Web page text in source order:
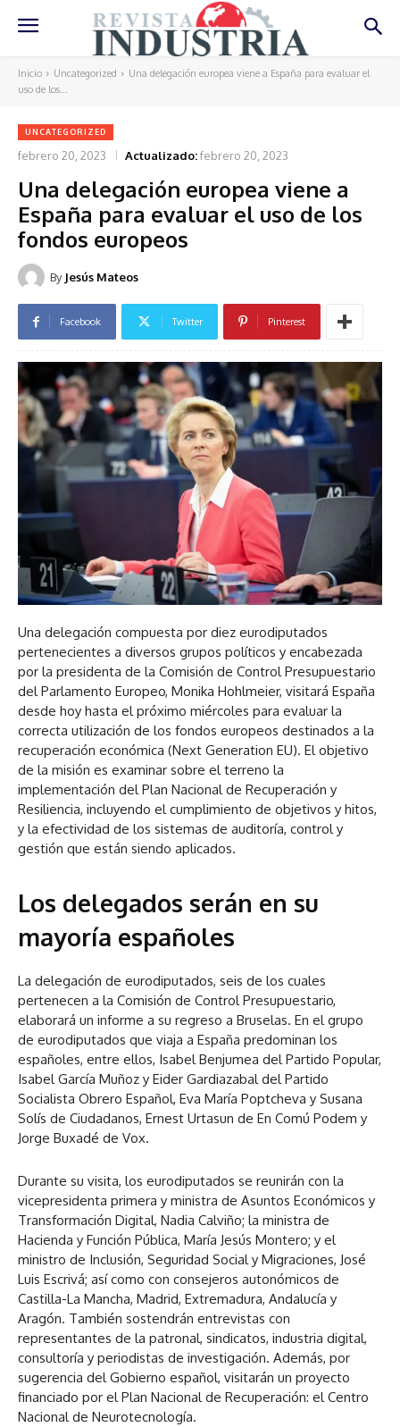
Inicio Uncategorized
Una delegación europea viene a España para evaluar el
uso de los...
UNCATEGORIZED
febrero 20, 2023 Actualizado:febrero 20, 2023
Una delegación europea viene a
España para evaluar el uso de los
fondos europeos
By Jesús Mateos
Facebook Twitter Pinterest
Una delegación compuesta por diez eurodiputados
pertenecientes a diversos grupos políticos y encabezada
por la presidenta de la Comisión de Control Presupuestario
del Parlamento Europeo, Monika Hohlmeier, visitará España
desde hoy hasta el próximo miércoles para evaluar la
correcta utilización de los fondos europeos destinados a la
recuperación económica (Next Generation EU). El objetivo
de la misión es examinar sobre el terreno la
implementación del Plan Nacional de Recuperación y
Resiliencia, incluyendo el cumplimiento de objetivos y hitos,
y la efectividad de los sistemas de auditoría, control y
gestión que están siendo aplicados.
Los delegados serán en su
mayoría españoles
La delegación de eurodiputados, seis de los cuales
pertenecen a la Comisión de Control Presupuestario,
elaborará un informe a su regreso a Bruselas. En el grupo
de eurodiputados que viaja a España predominan los
españoles, entre ellos, Isabel Benjumea del Partido Popular,
Isabel García Muñoz y Eider Gardiazabal del Partido
Socialista Obrero Español, Eva María Poptcheva y Susana
Solís de Ciudadanos, Ernest Urtasun de En Comú Podem y
Jorge Buxadé de Vox.
Durante su visita, los eurodiputados se reunirán con la
vicepresidenta primera y ministra de Asuntos Económicos y
Transformación Digital, Nadia Calviño; la ministra de
Hacienda y Función Pública, María Jesús Montero; y el
ministro de Inclusión, Seguridad Social y Migraciones, José
Luis Escrivá; así como con consejeros autonómicos de
Castilla-La Mancha, Madrid, Extremadura, Andalucía y
Aragón. También sostendrán entrevistas con
representantes de la patronal, sindicatos, industria digital,
consultoría y periodistas de investigación. Además, por
sugerencia del Gobierno español, visitarán un proyecto
financiado por el Plan Nacional de Recuperación: el Centro
Nacional de Neurotecnología.